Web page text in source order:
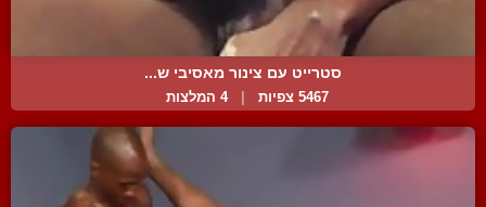
סטרייט עם צינור מאסיבי ש...
5467 צפיות 4 המלצות